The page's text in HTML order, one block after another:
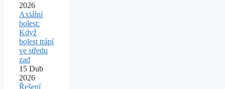
2026
Axiální
bolest:
Když
bolest trápí
ve středu
zad
15 Dub
2026
Řešení